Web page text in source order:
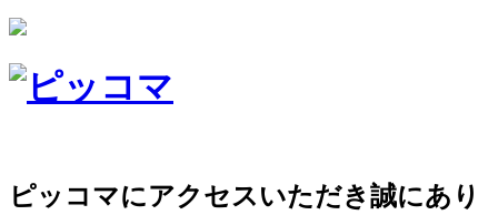
ピッコマにアクセスいただき誠にあり